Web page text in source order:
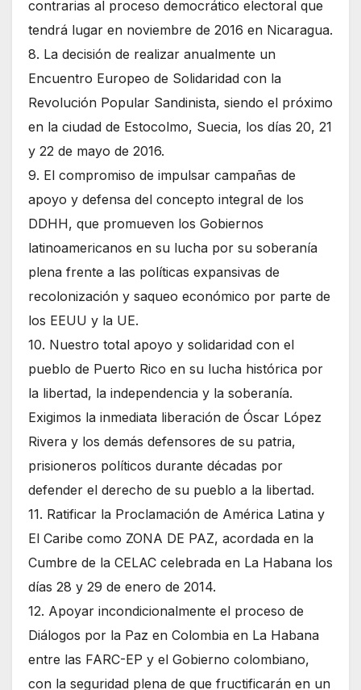
contrarias al proceso democrático electoral que
tendrá lugar en noviembre de 2016 en Nicaragua.
8. La decisión de realizar anualmente un
Encuentro Europeo de Solidaridad con la
Revolución Popular Sandinista, siendo el próximo
en la ciudad de Estocolmo, Suecia, los días 20, 21
y 22 de mayo de 2016.
9. El compromiso de impulsar campañas de
apoyo y defensa del concepto integral de los
DDHH, que promueven los Gobiernos
latinoamericanos en su lucha por su soberanía
plena frente a las políticas expansivas de
recolonización y saqueo económico por parte de
los EEUU y la UE.
10. Nuestro total apoyo y solidaridad con el
pueblo de Puerto Rico en su lucha histórica por
la libertad, la independencia y la soberanía.
Exigimos la inmediata liberación de Óscar López
Rivera y los demás defensores de su patria,
prisioneros políticos durante décadas por
defender el derecho de su pueblo a la libertad.
11. Ratificar la Proclamación de América Latina y
El Caribe como ZONA DE PAZ, acordada en la
Cumbre de la CELAC celebrada en La Habana los
días 28 y 29 de enero de 2014.
12. Apoyar incondicionalmente el proceso de
Diálogos por la Paz en Colombia en La Habana
entre las FARC-EP y el Gobierno colombiano,
con la seguridad plena de que fructificarán en un